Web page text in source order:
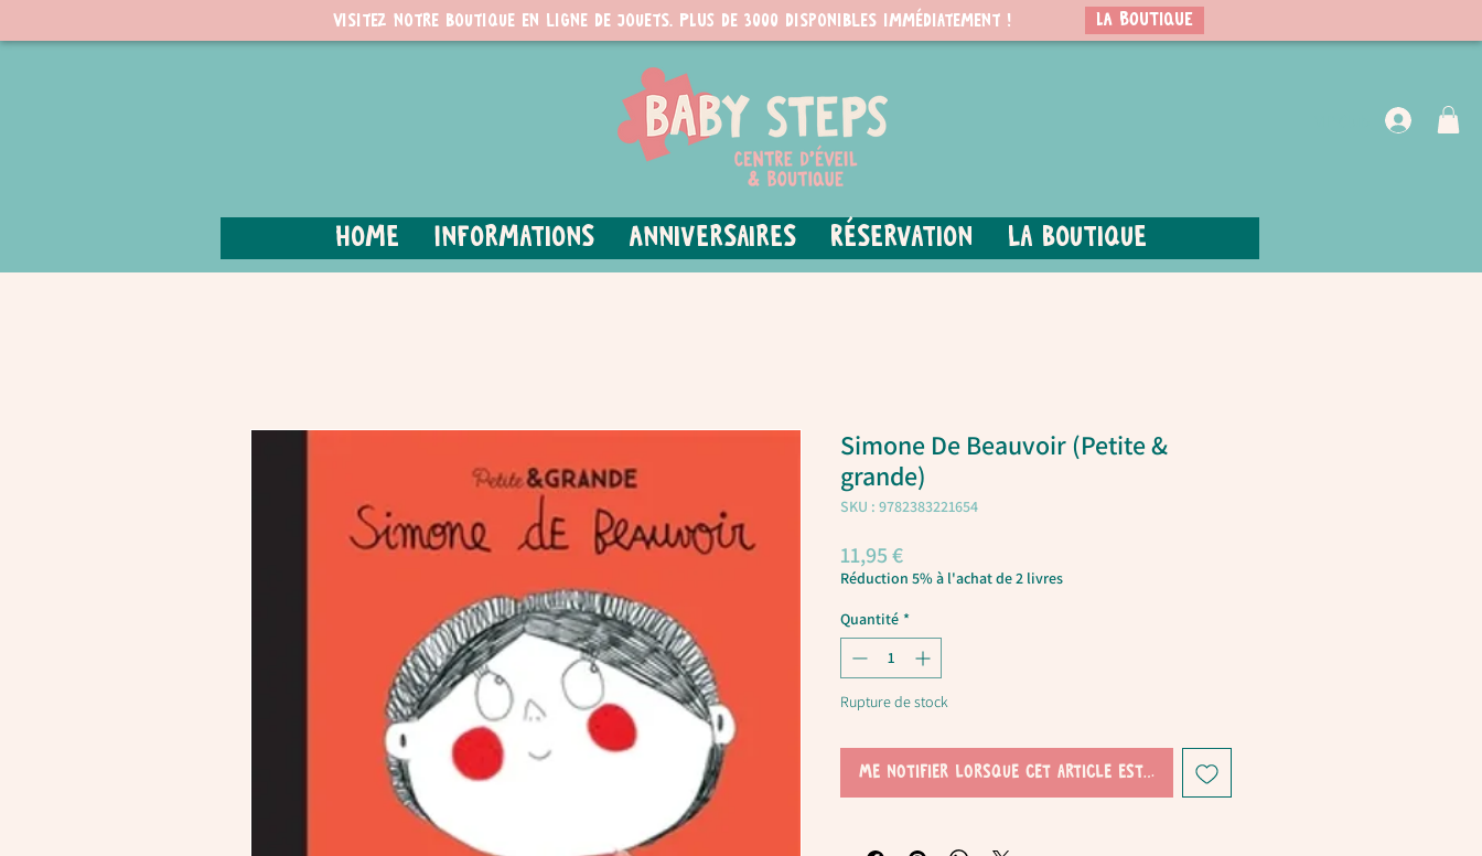
Visitez notre boutique en ligne de jouets. PLUS de 3000 disponibles immédiatement ! LA BOUTIQUE
Home Informations Anniversaires Réservation La boutique
Simone De Beauvoir (Petite &
grande)
SKU : 9782383221654
11,95 €Prix
Réduction 5% à l'achat de 2 livres
Quantité *
Rupture de stock
Me notifier lorsque cet article est disponible